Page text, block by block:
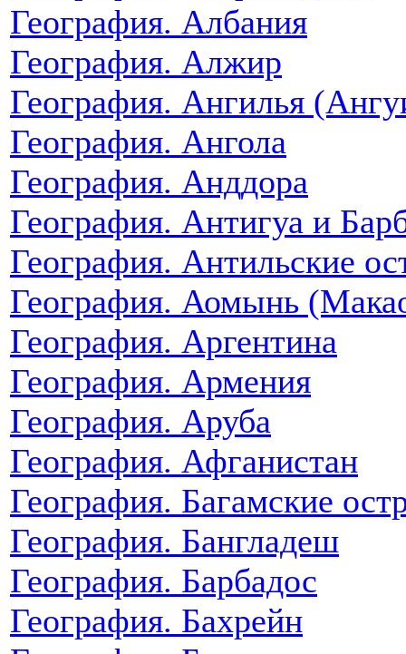
География. Албания
География. Алжир
География. Ангилья
География. Ангола
География. Анддора
География. Антигуа и
География. Антильские
География. Аомынь
География. Аргентина
География. Армения
География. Аруба
География. Афганистан
География. Багамские
География. Бангладеш
География. Барбадос
География. Бахрейн